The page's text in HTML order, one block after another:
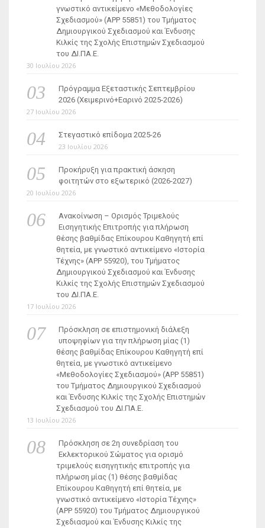
γνωστικό αντικείμενο «Μεθοδολογίες
Σχεδιασμού» (ΑΡΡ 55851) του Τμήματος
Δημιουργικού Σχεδιασμού και Ένδυσης
Κιλκίς της Σχολής Επιστημών Σχεδιασμού
του ΔΙ.ΠΑ.Ε.
30 Ιουλίου 2026
Πρόγραμμα Εξεταστικής Σεπτεμβρίου
2026 (Χειμερινό+Εαρινό 2025-2026)
27 Ιουλίου 2026
Στεγαστικό επίδομα 2025-26
23 Ιουλίου 2026
Προκήρυξη για πρακτική άσκηση
φοιτητών στο εξωτερικό (2026-2027)
20 Ιουλίου 2026
Ανακοίνωση – Ορισμός Τριμελούς
Εισηγητικής Επιτροπής για πλήρωση
θέσης βαθμίδας Επίκουρου Καθηγητή επί
θητεία, με γνωστικό αντικείμενο «Ιστορία
Τέχνης» (ΑΡΡ 55920), του Τμήματος
Δημιουργικού Σχεδιασμού και Ένδυσης
Κιλκίς της Σχολής Επιστημών Σχεδιασμού
του ΔΙ.ΠΑ.Ε.
17 Ιουλίου 2026
Πρόσκληση σε επιστημονική διάλεξη
υποψηφίων για την πλήρωση μίας (1)
θέσης βαθμίδας Επίκουρου Καθηγητή επί
θητεία, με γνωστικό αντικείμενο
«Μεθοδολογίες Σχεδιασμού» (ΑΡΡ 55851)
του Τμήματος Δημιουργικού Σχεδιασμού
και Ένδυσης Κιλκίς της Σχολής Επιστημών
Σχεδιασμού του ΔΙ.ΠΑ.Ε.
13 Ιουλίου 2026
Πρόσκληση σε 2η συνεδρίαση του
Εκλεκτορικού Σώματος για ορισμό
τριμελούς εισηγητικής επιτροπής για
πλήρωση μίας (1) θέσης βαθμίδας
Επίκουρου Καθηγητή επί θητεία, με
γνωστικό αντικείμενο «Ιστορία Τέχνης»
(ΑΡΡ 55920) του Τμήματος Δημιουργικού
Σχεδιασμού και Ένδυσης Κιλκίς της